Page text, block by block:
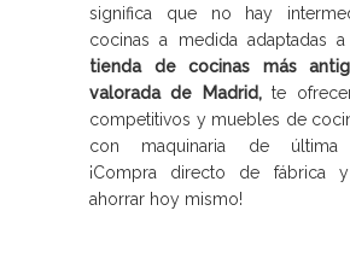
significa que no hay
cocinas a medida adaptadas
tienda de cocinas más
valorada de Madrid,te
competitivos y muebles de
con maquinaria de última
¡Compra directo de fábrica
ahorrar hoy mismo!